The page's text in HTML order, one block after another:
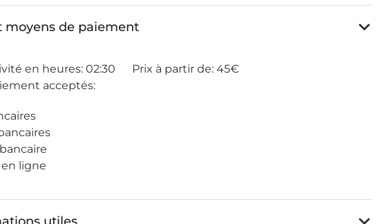
moyens de paiement
en heures: 02:30 Prix à partir de: 45€
acceptés:
ligne